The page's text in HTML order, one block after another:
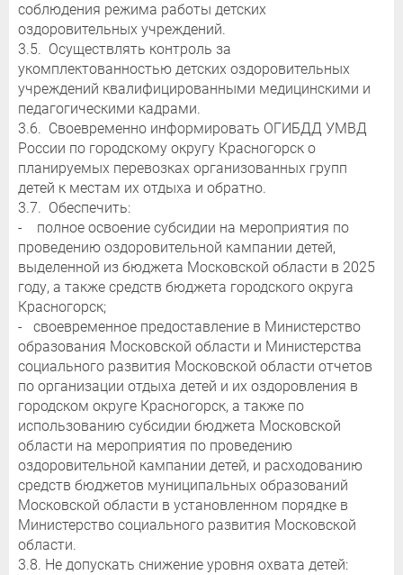
соблюдения режима работы детских
оздоровительных учреждений.
3.5. Осуществлять контроль за
укомплектованностью детских оздоровительных
учреждений квалифицированными медицинскими и
педагогическими кадрами.
3.6. Своевременно информировать ОГИБДД УМВД
России по городскому округу Красногорск о
планируемых перевозках организованных групп
детей к местам их отдыха и обратно.
3.7. Обеспечить:
- полное освоение субсидии на мероприятия по
проведению оздоровительной кампании детей,
выделенной из бюджета Московской области в 2025
году, а также средств бюджета городского округа
Красногорск;
- своевременное предоставление в Министерство
образования Московской области и Министерства
социального развития Московской области отчетов
по организации отдыха детей и их оздоровления в
городском округе Красногорск, а также по
использованию субсидии бюджета Московской
области на мероприятия по проведению
оздоровительной кампании детей, и расходованию
средств бюджетов муниципальных образований
Московской области в установленном порядке в
Министерство социального развития Московской
области.
3.8. Не допускать снижение уровня охвата детей: